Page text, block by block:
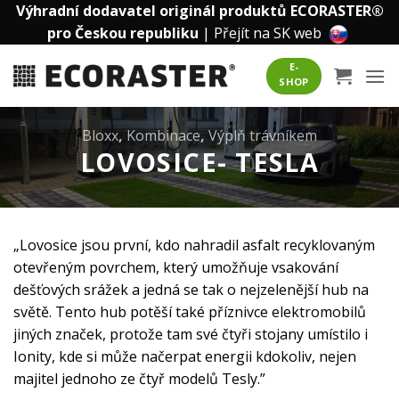
Přeskočit
Výhradní dodavatel originál produktů ECORASTER®
pro Českou republiku | Přejít na SK web
E-
SHOP
Bloxx, Kombinace,Výplň trávníkem
LOVOSICE- TESLA
„Lovosice jsou první, kdo nahradil asfalt recyklovaným
otevřeným povrchem, který umožňuje vsakování
dešťových srážek a jedná se tak o nejzelenější hub na
světě. Tento hub potěší také příznivce elektromobilů
jiných značek, protože tam své čtyři stojany umístilo i
Ionity, kde si může načerpat energii kdokoliv, nejen
majitel jednoho ze čtyř modelů Tesly.”